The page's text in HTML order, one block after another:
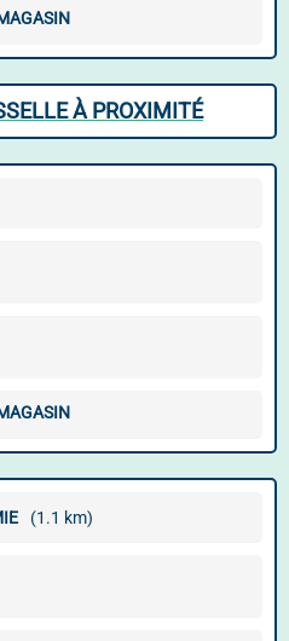
À PROXIMITÉ
(1.1 km)